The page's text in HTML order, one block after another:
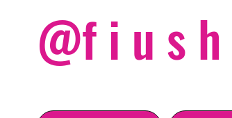
@f i u s h